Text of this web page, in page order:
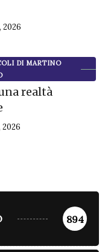
2026
DI MARTINO
realtà
2026
894